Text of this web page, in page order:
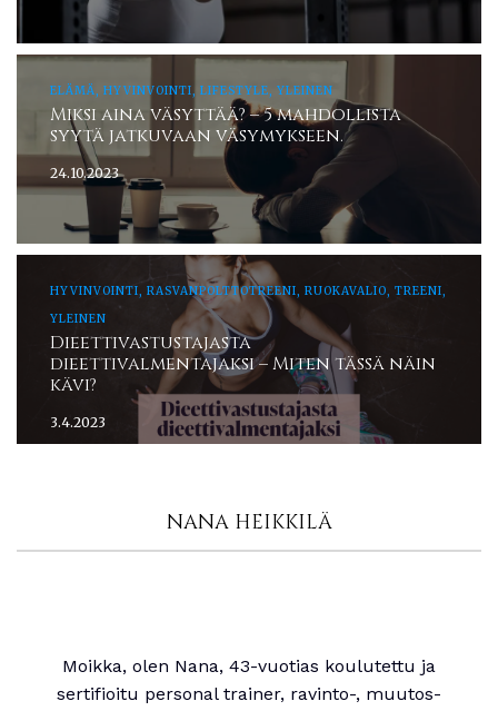
ELÄMÄ, HYVINVOINTI, LIFESTYLE, YLEINEN
Miksi aina väsyttää? – 5 mahdollista
syytä jatkuvaan väsymykseen.
24.10.2023
HYVINVOINTI, RASVANPOLTTOTREENI, RUOKAVALIO, TREENI,
YLEINEN
Dieettivastustajasta
dieettivalmentajaksi – Miten tässä näin
kävi?
3.4.2023
NANA HEIKKILÄ
Moikka, olen Nana, 43-vuotias koulutettu ja
sertifioitu personal trainer, ravinto-, muutos-